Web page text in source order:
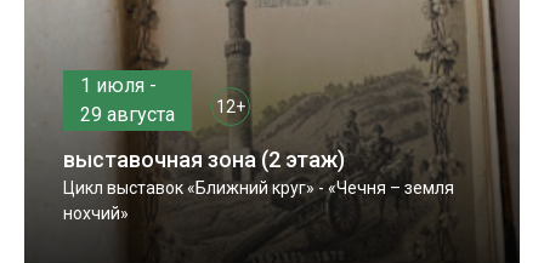
1 июля -
29 августа
12+
выставочная зона (2 этаж)
Цикл выставок «Ближний круг» - «Чечня – земля
нохчий»